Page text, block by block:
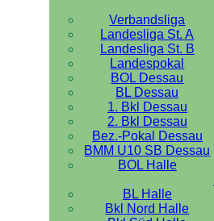
Verbandsliga
Landesliga St. A
Landesliga St. B
Landespokal
BOL Dessau
BL Dessau
1. Bkl Dessau
2. Bkl Dessau
Bez.-Pokal Dessau
BMM U10 SB Dessau
BOL Halle
BL Halle
Bkl Nord Halle